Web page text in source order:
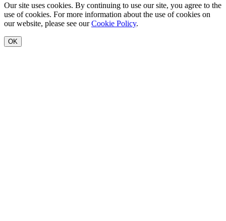
Our site uses cookies. By continuing to use our site, you agree to the
use of cookies. For more information about the use of cookies on
our website, please see ourCookie Policy.
OK